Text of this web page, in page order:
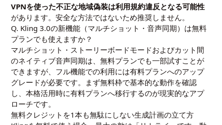
VPNを使った不正な地域偽装は利用規約違反となる可能性
があります。安全な方法ではないため推奨しません。
Q. Kling 3.0の新機能（マルチショット・音声同期）は無料
プランでも使えますか？
マルチショット・ストーリーボードモードおよびカット間
のネイティブ音声同期は、無料プランでも一部試すことが
できますが、フル機能での利用には有料プランへのアップ
グレードが必要です。まず無料枠で基本的な動作を確認
し、本格活用時に有料プランへ移行するのが現実的なアプ
ローチです。
無料クレジットを1本も無駄にしない生成計画の立て方